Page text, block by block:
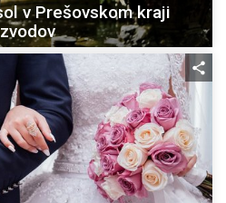
v Prešovskom kraji